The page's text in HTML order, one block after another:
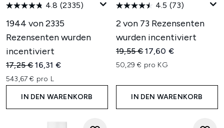
4.8 (2335)
1944 von 2335
Rezensenten wurden
incentiviert
Unverbindliche Preisempfehlung:
17,25 €Aktueller Preis:
16,31 €
543,67 € pro L
IN DEN WARENKORB
4.5 (73)
2 von 73 Rezensenten
wurden incentiviert
Unverbindliche
19,55 €Aktueller Preis:
17,60 €
50,29 € pro KG
IN DEN WARENKORB